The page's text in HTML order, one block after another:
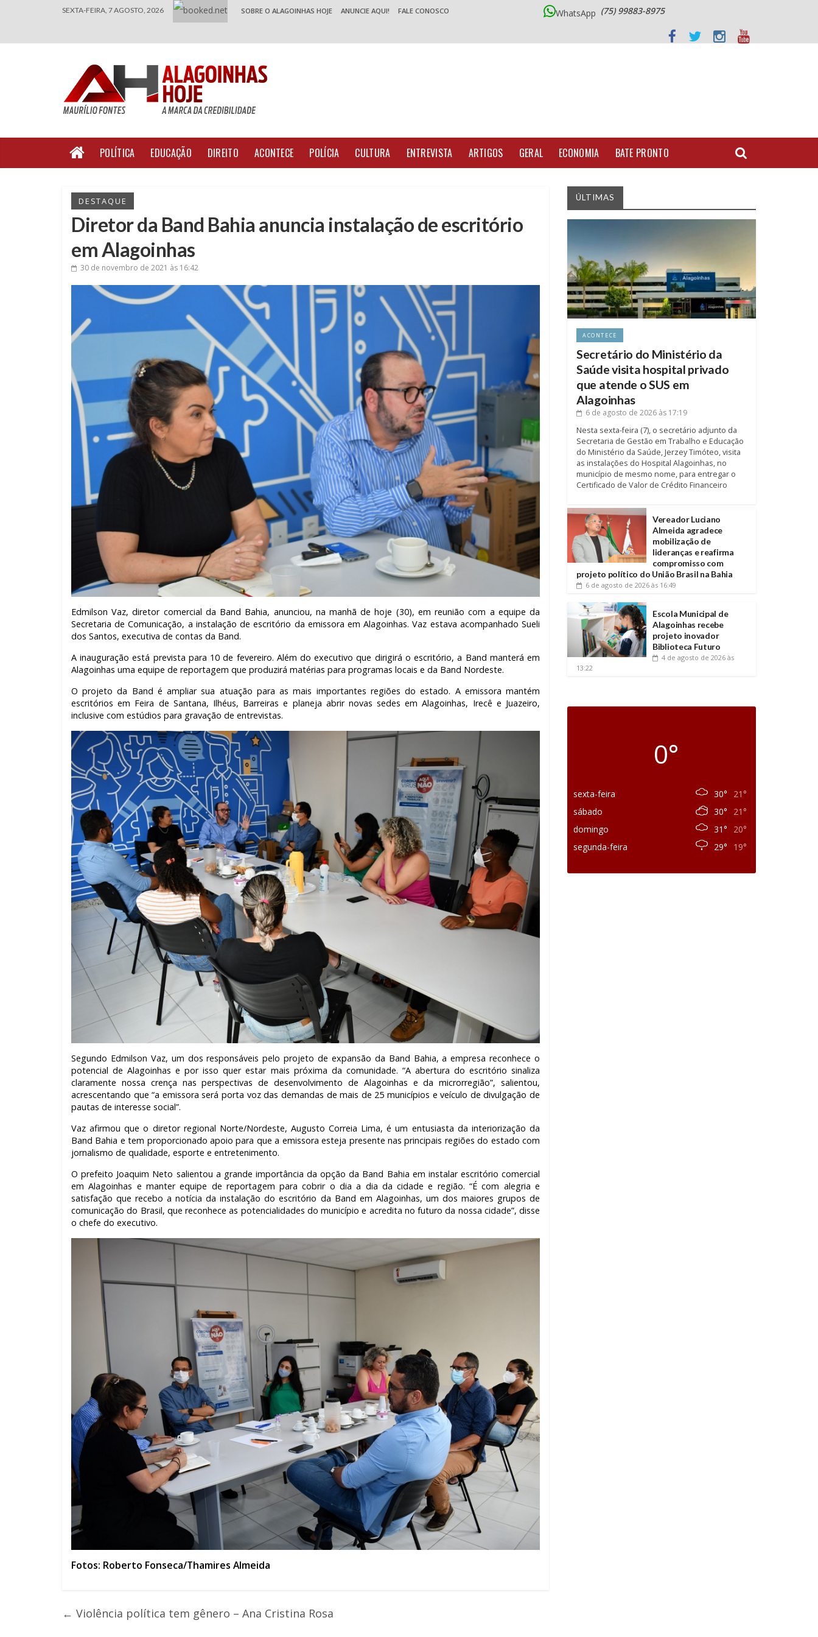
SEXTA-FEIRA, 7 AGOSTO, 2026 SOBRE O ALAGOINHAS HOJE ANUNCIE AQUI! FALE CONOSCO WhatsApp (75) 99883-8975
POLÍTICA EDUCAÇÃO DIREITO ACONTECE POLÍCIA CULTURA ENTREVISTA ARTIGOS GERAL ECONOMIA BATE PRONTO
DESTAQUE
Diretor da Band Bahia anuncia instalação de escritório
em Alagoinhas
30 de novembro de 2021 às 16:42
Edmilson Vaz, diretor comercial da Band Bahia, anunciou, na manhã de hoje (30), em reunião com a equipe da
Secretaria de Comunicação, a instalação de escritório da emissora em Alagoinhas. Vaz estava acompanhado Sueli
dos Santos, executiva de contas da Band.
A inauguração está prevista para 10 de fevereiro. Além do executivo que dirigirá o escritório, a Band manterá em
Alagoinhas uma equipe de reportagem que produzirá matérias para programas locais e da Band Nordeste.
O projeto da Band é ampliar sua atuação para as mais importantes regiões do estado. A emissora mantém
escritórios em Feira de Santana, Ilhéus, Barreiras e planeja abrir novas sedes em Alagoinhas, Irecê e Juazeiro,
inclusive com estúdios para gravação de entrevistas.
Segundo Edmilson Vaz, um dos responsáveis pelo projeto de expansão da Band Bahia, a empresa reconhece o
potencial de Alagoinhas e por isso quer estar mais próxima da comunidade. “A abertura do escritório sinaliza
claramente nossa crença nas perspectivas de desenvolvimento de Alagoinhas e da microrregião”, salientou,
acrescentando que “a emissora será porta voz das demandas de mais de 25 municípios e veículo de divulgação de
pautas de interesse social”.
Vaz afirmou que o diretor regional Norte/Nordeste, Augusto Correia Lima, é um entusiasta da interiorização da
Band Bahia e tem proporcionado apoio para que a emissora esteja presente nas principais regiões do estado com
jornalismo de qualidade, esporte e entretenimento.
O prefeito Joaquim Neto salientou a grande importância da opção da Band Bahia em instalar escritório comercial
em Alagoinhas e manter equipe de reportagem para cobrir o dia a dia da cidade e região. “É com alegria e
satisfação que recebo a notícia da instalação do escritório da Band em Alagoinhas, um dos maiores grupos de
comunicação do Brasil, que reconhece as potencialidades do município e acredita no futuro da nossa cidade”, disse
o chefe do executivo.
Fotos: Roberto Fonseca/Thamires Almeida
← Violência política tem gênero – Ana Cristina Rosa
ÚLTIMAS
ACONTECE
Secretário do Ministério da
Saúde visita hospital privado
que atende o SUS em
Alagoinhas
6 de agosto de 2026 às 17:19
Nesta sexta-feira (7), o secretário adjunto da
Secretaria de Gestão em Trabalho e Educação
do Ministério da Saúde, Jerzey Timóteo, visita
as instalações do Hospital Alagoinhas, no
município de mesmo nome, para entregar o
Certificado de Valor de Crédito Financeiro
Vereador Luciano
Almeida agradece
mobilização de
lideranças e reafirma
compromisso com
projeto político do União Brasil na Bahia
6 de agosto de 2026 às 16:49
Escola Municipal de
Alagoinhas recebe
projeto inovador
Biblioteca Futuro
4 de agosto de 2026 às
13:22
0°
sexta-feira 30°
21°
sábado
30°
21°
domingo
31°
20°
segunda-feira
29° 19°